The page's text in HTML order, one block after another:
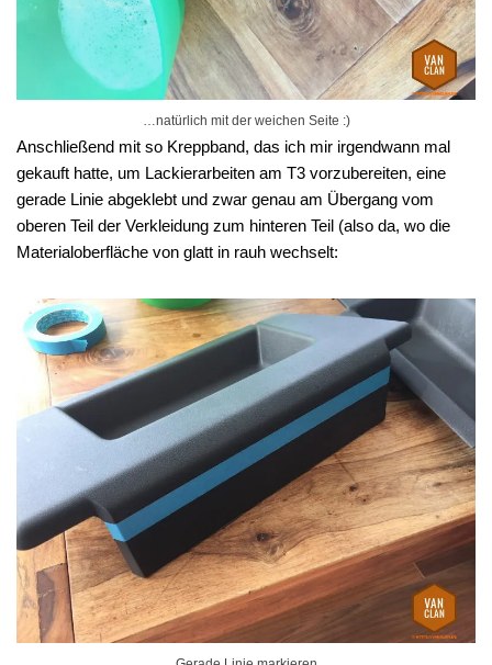
…natürlich mit der weichen Seite :)
Anschließend mit so Kreppband, das ich mir irgendwann mal
gekauft hatte, um Lackierarbeiten am T3 vorzubereiten, eine
gerade Linie abgeklebt und zwar genau am Übergang vom
oberen Teil der Verkleidung zum hinteren Teil (also da, wo die
Materialoberfläche von glatt in rauh wechselt: